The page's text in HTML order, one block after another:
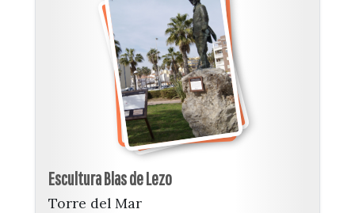
Escultura Blas de Lezo
Torre del Mar